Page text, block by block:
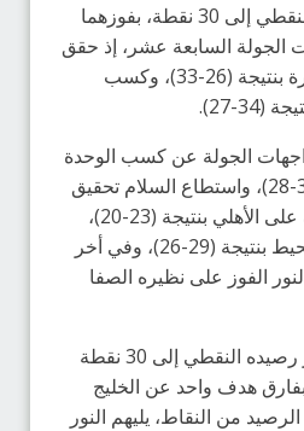
بعد أن رفعا رصيدهما النقطي إلى 30 نقطة، بفوزهما
الجولة السابعة عشر، إذ حقق
مضر الانتصار على القارة بنتيجة (26-33)، وكسب
27).
الجولة عن كسب الوحدة
ضيفه العدالة بنتيجة (34-28)، واستطاع السلام تحقيق
فوزه الأول في البطولة على الأهلي بنتيجة (23-20)،
وتغلب الزلفي على المحيط بنتيجة (29-26)، وفي أخر
الفوز على نظيره الصفا
وبهذه النتائج، رفع مضر رصيده النقطي إلى 30 نقطة
هدف واحد عن الخليج
من النقاط، يليهم النور